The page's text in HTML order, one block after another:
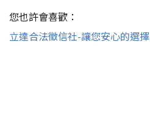
您也許會喜歡：
立達合法徵信社-讓您安心的選擇